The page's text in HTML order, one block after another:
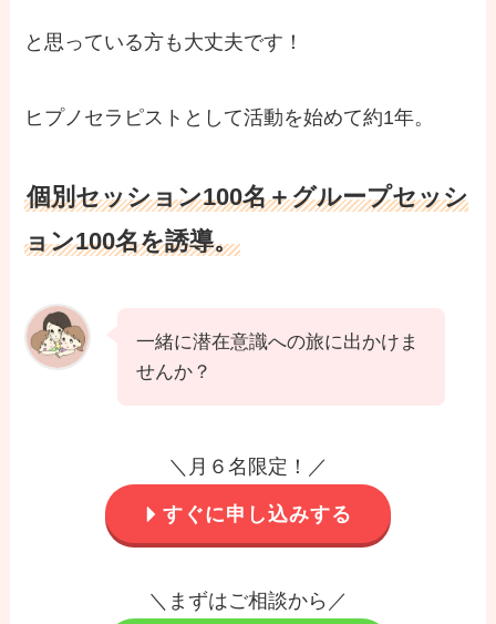
と思っている方も大丈夫です！
ヒプノセラピストとして活動を始めて約1年。
個別セッション100名＋グループセッシ
ョン100名を誘導。
一緒に潜在意識への旅に出かけま
せんか？
＼月６名限定！／
すぐに申し込みする
＼まずはご相談から／